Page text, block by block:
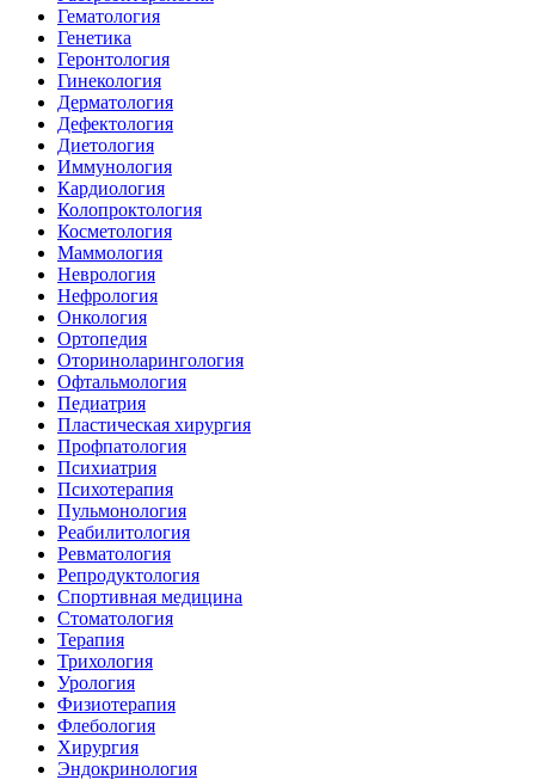
Гематология
Генетика
Геронтология
Гинекология
Дерматология
Дефектология
Диетология
Иммунология
Кардиология
Колопроктология
Косметология
Маммология
Неврология
Нефрология
Онкология
Ортопедия
Оториноларингология
Офтальмология
Педиатрия
Пластическая хирургия
Профпатология
Психиатрия
Психотерапия
Пульмонология
Реабилитология
Ревматология
Репродуктология
Спортивная медицина
Стоматология
Терапия
Трихология
Урология
Физиотерапия
Флебология
Хирургия
Эндокринология